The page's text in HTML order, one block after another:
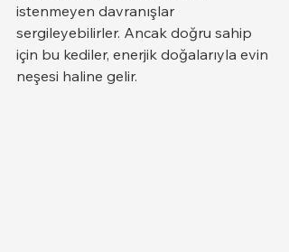
istenmeyen davranışlar
sergileyebilirler. Ancak doğru sahip
için bu kediler, enerjik doğalarıyla evin
neşesi haline gelir.